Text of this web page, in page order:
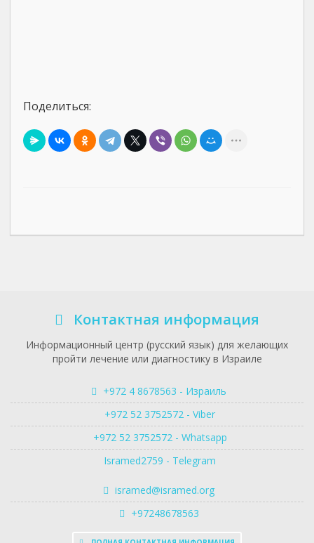
Поделиться:
Контактная информация
Информационный центр (русский язык) для желающих
пройти лечение или диагностику в Израиле
+972 4 8678563 - Израиль
+972 52 3752572 - Viber
+972 52 3752572 - Whatsapp
Isramed2759 - Telegram
isramed@isramed.org
+97248678563